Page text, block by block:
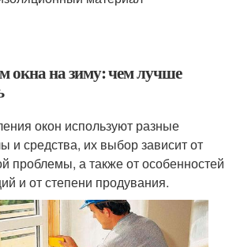
окна на зиму: чем лучше
окон используют разные
и средства, их выбор зависит от
проблемы, а также от особенностей
и от степени продувания.